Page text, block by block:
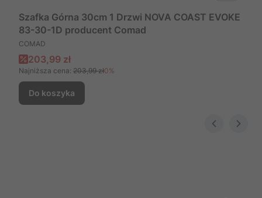
Szafka Górna 30cm 1 Drzwi NOVA COAST EVOKE
83-30-1D producent Comad
PRODUCENT
COMAD
Cena promocyjna
203,99 zł
Najniższa cena: 203,99 zł0%
Do koszyka